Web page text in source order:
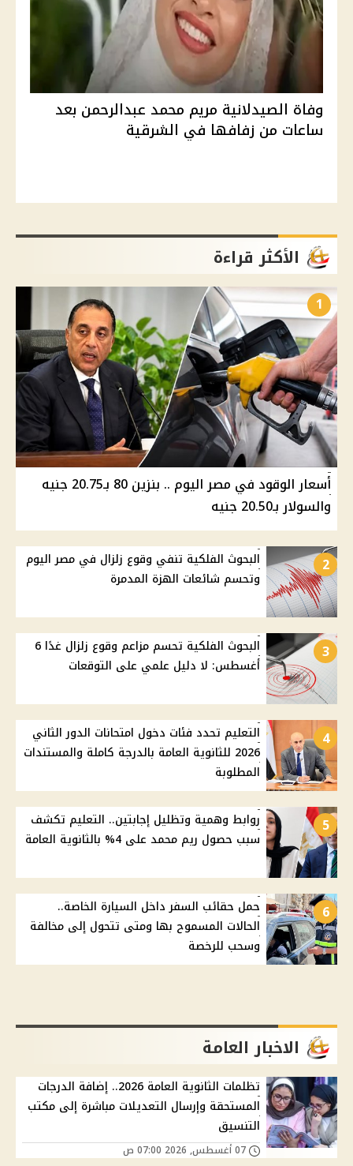
وفاة الصيدلانية مريم محمد عبدالرحمن بعد
ساعات من زفافها في الشرقية
الأكثر قراءة
1
أسعار الوقود في مصر اليوم .. بنزين 80 بـ20.75 جنيه
والسولار بـ20.50 جنيه
2
البحوث الفلكية تنفي وقوع زلزال في مصر اليوم
وتحسم شائعات الهزة المدمرة
3
البحوث الفلكية تحسم مزاعم وقوع زلزال غدًا 6
أغسطس: لا دليل علمي على التوقعات
4
التعليم تحدد فئات دخول امتحانات الدور الثاني
2026 للثانوية العامة بالدرجة كاملة والمستندات
المطلوبة
5
روابط وهمية وتظليل إجابتين.. التعليم تكشف
سبب حصول ريم محمد على 4% بالثانوية العامة
6
حمل حقائب السفر داخل السيارة الخاصة..
الحالات المسموح بها ومتى تتحول إلى مخالفة
وسحب للرخصة
الاخبار العامة
تظلمات الثانوية العامة 2026.. إضافة الدرجات
المستحقة وإرسال التعديلات مباشرة إلى مكتب
التنسيق